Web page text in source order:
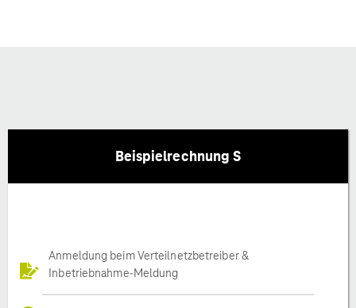
Beispielrechnung S
Anmeldung beim Verteilnetzbetreiber &
Inbetriebnahme-Meldung